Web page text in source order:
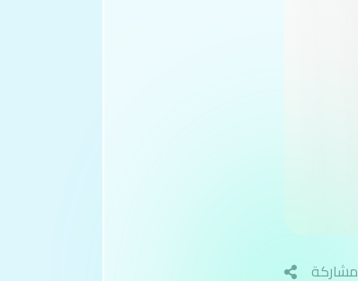
مشاركة